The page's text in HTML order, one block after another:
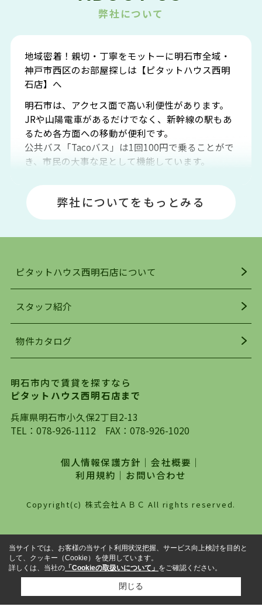
弊社について
地域密着！親切・丁寧をモットーに明石市全域・
神戸市西区のお部屋探しは【ピタットハウス西明
石店】へ
明石市は、アクセス面で高い利便性があります。
JRや山陽電車があるだけでなく、新幹線の駅もあ
るため各方面への移動が便利です。
公共バス「Tacoバス」は1回100円で乗ることがで
き、市民の大事な足として機能しています。
場や釣りスポットが多くあります。JR「大久保
駅」周辺には、ビブレ・イオンをはじめとした買
い物施設も多くあり、買い物にも困りません。
明石駅・西明石駅を中心に、明石市・神戸市西区
でお部屋探している方は、ぜひ当ＨＰにて物件を
お探しになってください。弊社は、スタッフの平
を行っており地域最大級の情報取扱量を誇ってお
ります。店頭で限られた物件をご紹介する、従来
自身でインターネットを利用し、理想のお部屋を
探していただき、選択していただいた物件情報に
対して、専門知識を持ったスタッフがサポートさ
せていただくスタイルを心がけております。私た
は、一度だけでは終わらない、お客様との末長い
お付き合いです。初めての一人暮らしから、就
職・ご結婚・売買物件の購入、などなど一生涯に
わたる、良きアドバイザーとして、地域に密着し
た営業スタイルで様々なお役立ちができればと強
わせください。
弊社についてをもっとみる
ピタットハウス西明石店について
スタッフ紹介
物件カタログ
明石市内で賃貸を探すなら
ピタットハウス西明石店まで
兵庫県明石市小久保2丁目2-13
TEL： 078-926-1112 FAX：078-926-1020
個人情報保護方針 ｜会社概要 ｜
利用規約 ｜ お問い合わせ
Copyright(c) 株式会社ＡＢＣ All rights reserved.
当サイトでは、お客様の当サイト利用状況把握、サービス向上検討を目的と
して、クッキー（Cookie）を使用しています。
詳しくは、当社の 「Cookieの取扱いについて」 をご確認ください。
閉じる